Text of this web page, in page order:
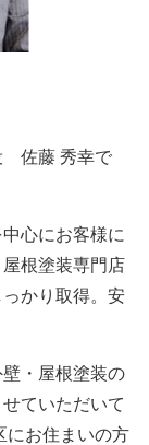
佐藤 秀幸で
心にお客様に
根塗装専門店
かり取得。安
・屋根塗装の
ていただいて
にお住まいの方